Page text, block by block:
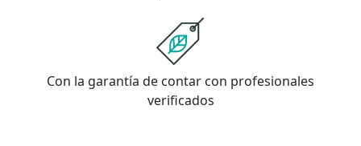
Con la garantía de contar con profesionales
verificados